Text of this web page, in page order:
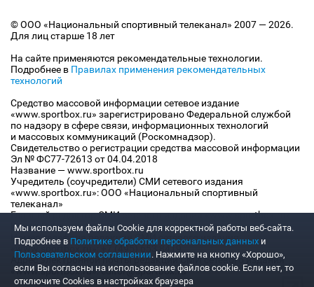
© ООО «Национальный спортивный телеканал» 2007 — 2026.
Для лиц старше 18 лет
На сайте применяются рекомендательные технологии.
Подробнее в Правилах применения рекомендательных
технологий
Средство массовой информации сетевое издание
«www.sportbox.ru» зарегистрировано Федеральной службой
по надзору в сфере связи, информационных технологий
и массовых коммуникаций (Роскомнадзор).
Свидетельство о регистрации средства массовой информации
Эл № ФС77-72613 от 04.04.2018
Название — www.sportbox.ru
Учредитель (соучредители) СМИ сетевого издания
«www.sportbox.ru»: ООО «Национальный спортивный
телеканал»
Главный редактор СМИ сетевого издания «www.sportbox.ru»:
Конов В.А.
Номер телефона редакции СМИ сетевого издания
«www.sportbox.ru»: +7 (495) 653 8419
Адрес электронной почты редакции СМИ сетевого издания
«www.sportbox.ru»: editor@sportbox.ru
Мы используем файлы Сookie для корректной работы веб-сайта.
Подробнее в Политике обработки персональных данных и
Пользовательском соглашении. Нажмите на кнопку «Хорошо»,
если Вы согласны на использование файлов cookie. Если нет, то
отключите Cookies в настройках браузера